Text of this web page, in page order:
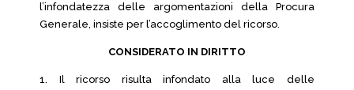
l’infondatezza delle argomentazioni della Procura
Generale, insiste per l’accoglimento del ricorso.
CONSIDERATO IN DIRITTO
1. Il ricorso risulta infondato alla luce delle